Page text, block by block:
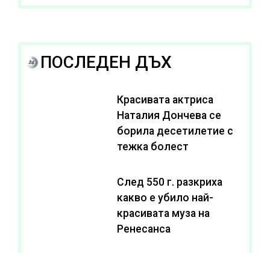
ПОСЛЕДЕН ДЪХ
Красивата актриса
Наталия Дончева се
борила десетилетие с
тежка болест
След 550 г. разкриха
какво е убило най-
красивата муза на
Ренесанса